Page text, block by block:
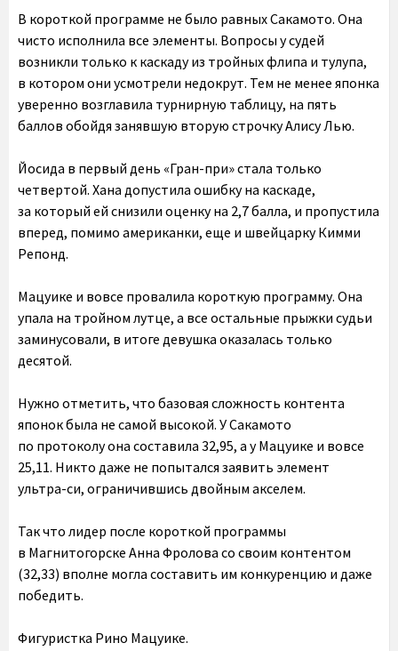
В короткой программе не было равных Сакамото. Она
чисто исполнила все элементы. Вопросы у судей
возникли только к каскаду из тройных флипа и тулупа,
в котором они усмотрели недокрут. Тем не менее японка
уверенно возглавила турнирную таблицу, на пять
баллов обойдя занявшую вторую строчку Алису Лью.
Йоcида в первый день «Гран-при» стала только
четвертой. Хана допустила ошибку на каскаде,
за который ей снизили оценку на 2,7 балла, и пропустила
вперед, помимо американки, еще и швейцарку Кимми
Репонд.
Мацуике и вовсе провалила короткую программу. Она
упала на тройном лутце, а все остальные прыжки судьи
заминусовали, в итоге девушка оказалась только
десятой.
Нужно отметить, что базовая сложность контента
японок была не самой высокой. У Сакамото
по протоколу она составила 32,95, а у Мацуике и вовсе
25,11. Никто даже не попытался заявить элемент
ультра-си, ограничившись двойным акселем.
Так что лидер после короткой программы
в Магнитогорске Анна Фролова со своим контентом
(32,33) вполне могла составить им конкуренцию и даже
победить.
Фигуристка Рино Мацуике.